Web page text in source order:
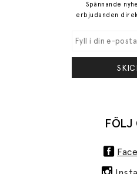
Spännande
erbjudanden
FÖLJ